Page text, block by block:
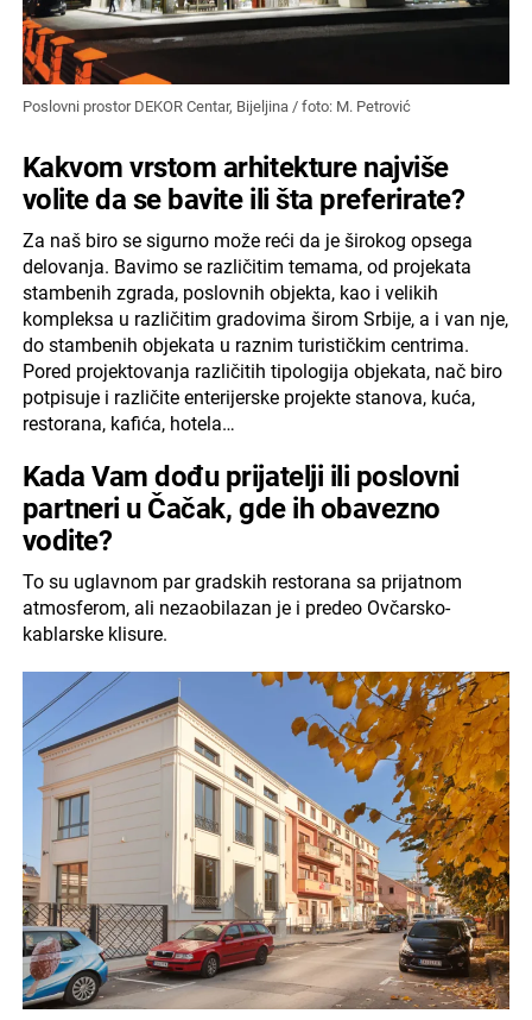
Poslovni prostor DEKOR Centar, Bijeljina / foto: M. Petrović
Kakvom vrstom arhitekture najviše
volite da se bavite ili šta preferirate?
Za naš biro se sigurno može reći da je širokog opsega
delovanja. Bavimo se različitim temama, od projekata
stambenih zgrada, poslovnih objekta, kao i velikih
kompleksa u različitim gradovima širom Srbije, a i van nje,
do stambenih objekata u raznim turističkim centrima.
Pored projektovanja različitih tipologija objekata, nač biro
potpisuje i različite enterijerske projekte stanova, kuća,
restorana, kafića, hotela…
Kada Vam dođu prijatelji ili poslovni
partneri u Čačak, gde ih obavezno
vodite?
To su uglavnom par gradskih restorana sa prijatnom
atmosferom, ali nezaobilazan je i predeo Ovčarsko-
kablarske klisure.